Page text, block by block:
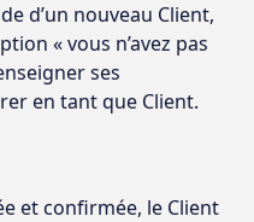
d’un nouveau Client,
« vous n’avez pas
ses
en tant que Client.
et confirmée, le Client